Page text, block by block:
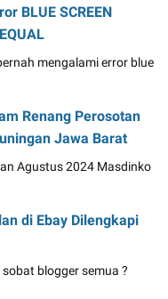
BLUE SCREEN
mengalami error blue
Renang Perosotan
Jawa Barat
Agustus 2024 Masdinko
di Ebay Dilengkapi
blogger semua ?